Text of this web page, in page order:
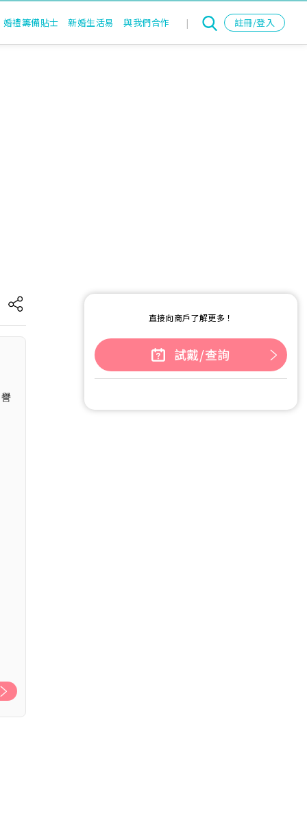
婚禮籌備貼士 新婚生活易 與我們合作 | 註冊/登入
直接向商戶了解更多！
試戴/查詢